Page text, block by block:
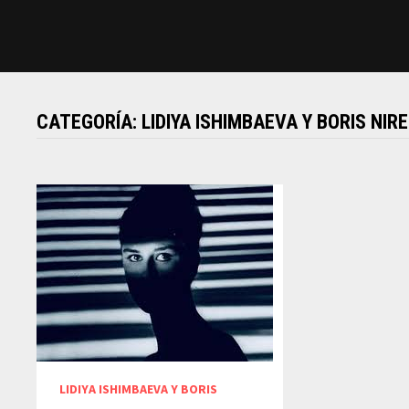
CATEGORÍA: LIDIYA ISHIMBAEVA Y BORIS
LIDIYA ISHIMBAEVA Y BORIS